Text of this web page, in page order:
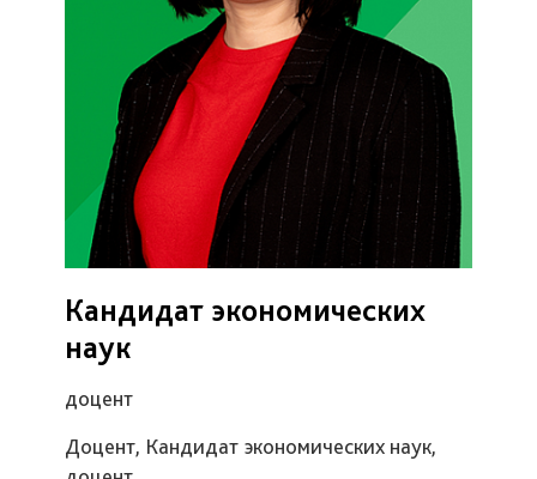
Кандидат экономических
наук
доцент
Доцент, Кандидат экономических наук,